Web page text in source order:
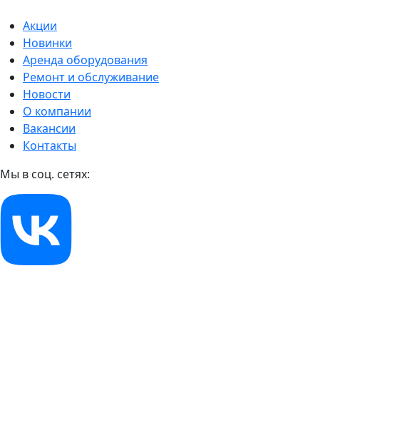
Акции
Новинки
Аренда оборудования
Ремонт и обслуживание
Новости
О компании
Вакансии
Контакты
Мы в соц. сетях: